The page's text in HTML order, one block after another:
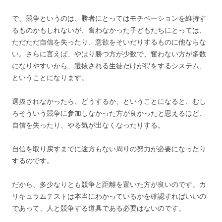
で、競争というのは、勝者にとってはモチベーションを維持す
るものかもしれないが、奮わなかった子どもたちにとっては、
ただただ自信を失ったり、意欲をそいだりするものに他ならな
い。さらに言えば、やはり勝つ方が少数で、奮わない方が多数
になりやすいから、選抜される生徒だけが得をするシステム、
ということになります。
選抜されなかったら、どうするか、ということになると、むし
ろそういう競争に参加しなかった方が良かったと思えるほど、
自信を失ったり、やる気が出なくなったりする。
自信を取り戻すまでに途方もない周りの努力が必要になったり
するのです。
だから、多少なりとも競争と距離を置いた方が良いのです。カ
リキュラムテストは本当にわかっているかを確認すればいいの
であって、人と競争する道具である必要はないのです。